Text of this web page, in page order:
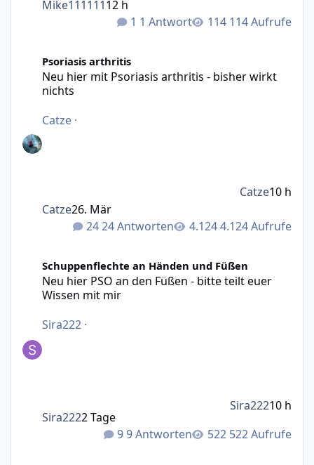
1 Antwort 114 Aufrufe
Mike11111112 h
Psoriasis arthritis
Neu hier mit Psoriasis arthritis - bisher wirkt
nichts
Catze ·
24 Antworten 4.124 Aufrufe
Catze26. Mär
Catze10 h
Schuppenflechte an Händen und Füßen
Neu hier PSO an den Füßen - bitte teilt euer
Wissen mit mir
Sira222 ·
9 Antworten 522 Aufrufe
Sira2222 Tage
Sira22210 h